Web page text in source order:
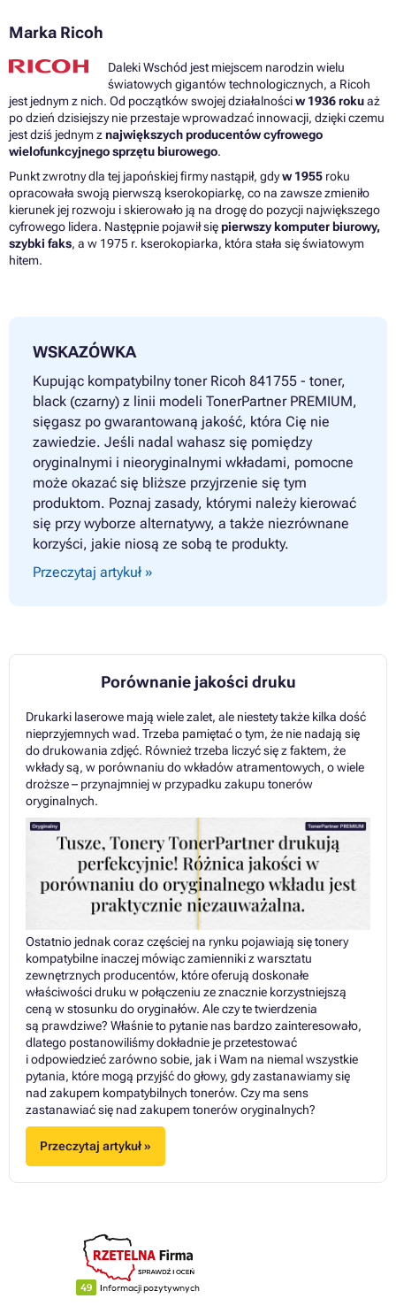
Marka Ricoh
Daleki Wschód jest miejscem narodzin wielu
światowych gigantów technologicznych, a Ricoh
jest jednym z nich. Od początków swojej działalnościw 1936 rokuaż
po dzień dzisiejszy nie przestaje wprowadzać innowacji, dzięki czemu
jest dziś jednym znajwiększych producentów cyfrowego
wielofunkcyjnego sprzętu biurowego.
Punkt zwrotny dla tej japońskiej firmy nastąpił, gdyw 1955 roku
opracowała swoją pierwszą kserokopiarkę, co na zawsze zmieniło
kierunek jej rozwoju i skierowało ją na drogę do pozycji największego
cyfrowego lidera. Następnie pojawił siępierwszy komputer biurowy,
szybki faks, a w 1975 r. kserokopiarka, która stała się światowym
hitem.
WSKAZÓWKA
Kupując kompatybilny toner Ricoh 841755 - toner,
black (czarny) z linii modeli TonerPartner PREMIUM,
sięgasz po gwarantowaną jakość, która Cię nie
zawiedzie. Jeśli nadal wahasz się pomiędzy
oryginalnymi i nieoryginalnymi wkładami, pomocne
może okazać się bliższe przyjrzenie się tym
produktom. Poznaj zasady, którymi należy kierować
się przy wyborze alternatywy, a także niezrównane
korzyści, jakie niosą ze sobą te produkty.
Przeczytaj artykuł »
Porównanie jakości druku
Drukarki laserowe mają wiele zalet, ale niestety także kilka dość
nieprzyjemnych wad. Trzeba pamiętać o tym, że nie nadają się
do drukowania zdjęć. Również trzeba liczyć się z faktem, że
wkłady są, w porównaniu do wkładów atramentowych, o wiele
droższe – przynajmniej w przypadku zakupu tonerów
oryginalnych.
Ostatnio jednak coraz częściej na rynku pojawiają się tonery
kompatybilne inaczej mówiąc zamienniki z warsztatu
zewnętrznych producentów, które oferują doskonałe
właściwości druku w połączeniu ze znacznie korzystniejszą
ceną w stosunku do oryginałów. Ale czy te twierdzenia
są prawdziwe? Właśnie to pytanie nas bardzo zainteresowało,
dlatego postanowiliśmy dokładnie je przetestować
i odpowiedzieć zarówno sobie, jak i Wam na niemal wszystkie
pytania, które mogą przyjść do głowy, gdy zastanawiamy się
nad zakupem kompatybilnych tonerów. Czy ma sens
zastanawiać się nad zakupem tonerów oryginalnych?
Przeczytaj artykuł »